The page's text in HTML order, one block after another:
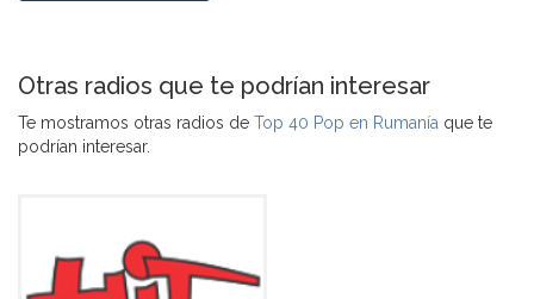
Otras radios que te podrían interesar
Te mostramos otras radios de Top 40 Pop en Rumanía que te
podrían interesar.